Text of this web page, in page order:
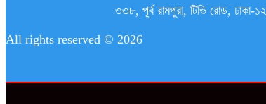
৩৩৮, পূর্ব রামপুরা, টিভি রোড,
All rights reserved © 2026